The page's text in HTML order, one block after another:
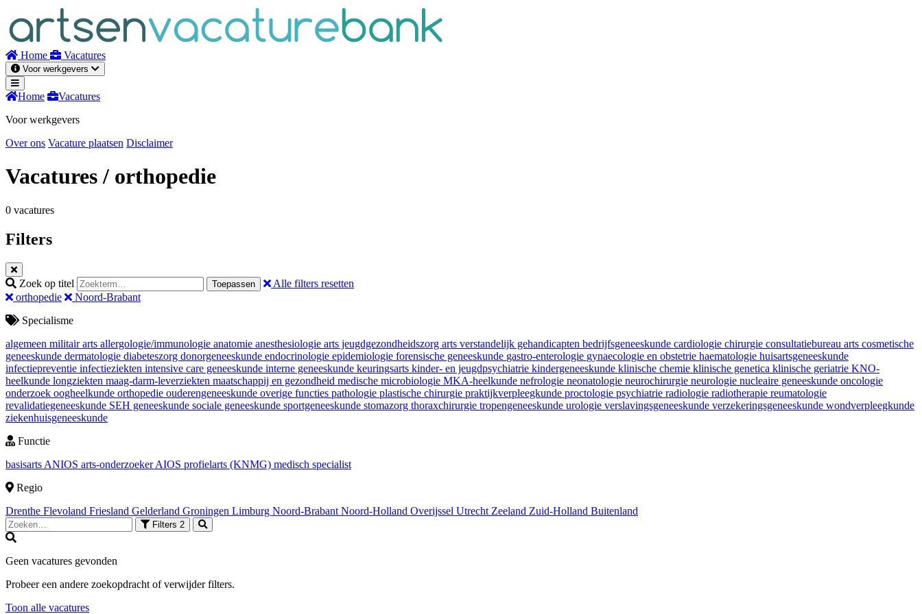
inhoud
Home Vacatures
Voor werkgevers
Home
Vacatures
Voor werkgevers
Over ons Vacature plaatsen Disclaimer
Vacatures/ orthopedie
0 vacatures
Filters
Zoek op titel Toepassen
Alle filters resetten
orthopedie
Noord-Brabant
Specialisme
algemeen militair arts allergologie/immunologie anatomie anesthesiologie arts jeugdgezondheidszorg arts verstandelijk gehandicapten bedrijfsgeneeskunde cardiologie chirurgie consultatiebureau arts cosmetische
geneeskunde dermatologie diabeteszorg donorgeneeskunde endocrinologie epidemiologie forensische geneeskunde gastro-enterologie gynaecologie en obstetrie haematologie huisartsgeneeskunde
infectiepreventie infectieziekten intensive care geneeskunde interne geneeskunde keuringsarts kinder- en jeugdpsychiatrie kindergeneeskunde klinische chemie klinische genetica klinische geriatrie KNO-
heelkunde longziekten maag-darm-leverziekten maatschappij en gezondheid medische microbiologie MKA-heelkunde nefrologie neonatologie neurochirurgie neurologie nucleaire geneeskunde oncologie
onderzoek oogheelkunde orthopedie ouderengeneeskunde overige functies pathologie plastische chirurgie praktijkverpleegkunde proctologie psychiatrie radiologie radiotherapie reumatologie
revalidatiegeneeskunde SEH geneeskunde sociale geneeskunde sportgeneeskunde stomazorg thoraxchirurgie tropengeneeskunde urologie verslavingsgeneeskunde verzekeringsgeneeskunde wondverpleegkunde
ziekenhuisgeneeskunde
Functie
basisarts ANIOS arts-onderzoekerAIOS profielarts (KNMG) medisch specialist
Regio
Drenthe Flevoland Friesland Gelderland Groningen Limburg Noord-Brabant Noord-Holland Overijssel Utrecht Zeeland Zuid-Holland Buitenland
Filters 2
Geen vacatures gevonden
Probeer een andere zoekopdracht of verwijder filters.
Toon alle vacatures